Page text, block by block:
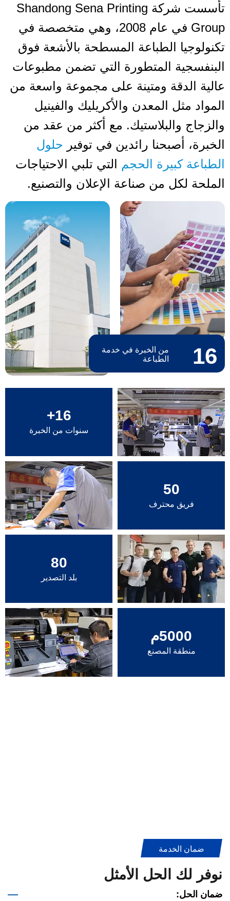
تأسست شركة Shandong Sena Printing
Group في عام 2008، وهي متخصصة في
تكنولوجيا الطباعة المسطحة بالأشعة فوق
البنفسجية المتطورة التي تضمن مطبوعات
عالية الدقة ومتينة على مجموعة واسعة من
المواد مثل المعدن والأكريليك والفينيل
والزجاج والبلاستيك. مع أكثر من عقد من
الخبرة، أصبحنا رائدين في توفير حلول
الطباعة كبيرة الحجم التي تلبي الاحتياجات
الملحة لكل من صناعة الإعلان والتصنيع.
16
من الخبرة في خدمة
الطباعة
16
+
سنوات من الخبرة
50
فريق محترف
80
بلد التصدير
5000م
منطقة المصنع
ضمان الخدمة
نوفر لك الحل الأمثل
ضمان الحل: